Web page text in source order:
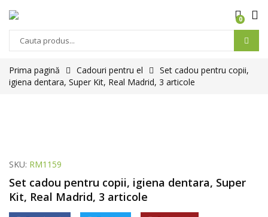
0
Prima pagină Cadouri pentru el
Set cadou pentru copii,
igiena dentara, Super Kit, Real Madrid, 3 articole
SKU: RM1159
Set cadou pentru copii, igiena dentara, Super
Kit, Real Madrid, 3 articole